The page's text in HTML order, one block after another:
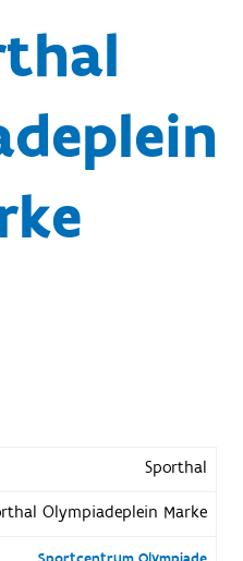
Sporthal
Olympiadeplein Marke